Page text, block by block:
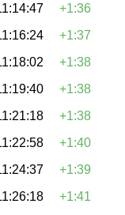
+1:36
+1:37
+1:38
+1:38
+1:38
+1:40
+1:39
+1:41